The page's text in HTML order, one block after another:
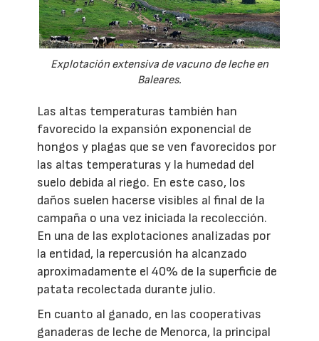
Explotación extensiva de vacuno de leche en
Baleares.
Las altas temperaturas también han
favorecido la expansión exponencial de
hongos y plagas que se ven favorecidos por
las altas temperaturas y la humedad del
suelo debida al riego. En este caso, los
daños suelen hacerse visibles al final de la
campaña o una vez iniciada la recolección.
En una de las explotaciones analizadas por
la entidad, la repercusión ha alcanzado
aproximadamente el 40% de la superficie de
patata recolectada durante julio.
En cuanto al ganado, en las cooperativas
ganaderas de leche de Menorca, la principal